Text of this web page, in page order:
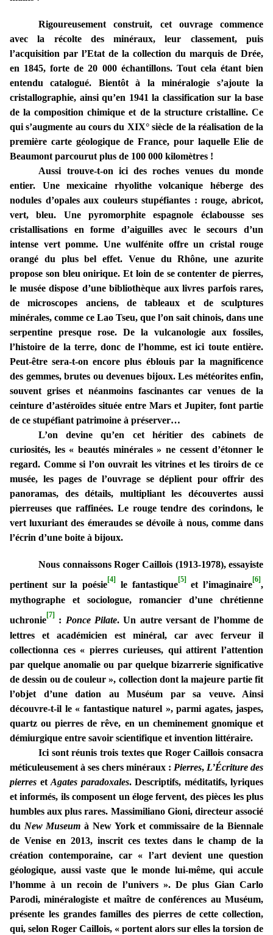
Rigoureusement construit, cet ouvrage commence
avec la récolte des minéraux, leur classement, puis
l’acquisition par l’Etat de la collection du marquis de Drée,
en 1845, forte de 20 000 échantillons. Tout cela étant bien
entendu catalogué. Bientôt à la minéralogie s’ajoute la
cristallographie, ainsi qu’en 1941 la classification sur la base
de la composition chimique et de la structure cristalline. Ce
qui s’augmente au cours du XIX° siècle de la réalisation de la
première carte géologique de France, pour laquelle Elie de
Beaumont parcourut plus de 100 000 kilomètres !
Aussi trouve-t-on ici des roches venues du monde
entier. Une mexicaine rhyolithe volcanique héberge des
nodules d’opales aux couleurs stupéfiantes : rouge, abricot,
vert, bleu. Une pyromorphite espagnole éclabousse ses
cristallisations en forme d’aiguilles avec le secours d’un
intense vert pomme. Une wulfénite offre un cristal rouge
orangé du plus bel effet. Venue du Rhône, une azurite
propose son bleu onirique. Et loin de se contenter de pierres,
le musée dispose d’une bibliothèque aux livres parfois rares,
de microscopes anciens, de tableaux et de sculptures
minérales, comme ce Lao Tseu, que l’on sait chinois, dans une
serpentine presque rose. De la vulcanologie aux fossiles,
l’histoire de la terre, donc de l’homme, est ici toute entière.
Peut-être sera-t-on encore plus éblouis par la magnificence
des gemmes, brutes ou devenues bijoux. Les météorites enfin,
souvent grises et néanmoins fascinantes car venues de la
ceinture d’astéroïdes située entre Mars et Jupiter, font partie
de ce stupéfiant patrimoine à préserver…
L’on devine qu’en cet héritier des cabinets de
curiosités, les « beautés minérales » ne cessent d’étonner le
regard. Comme si l’on ouvrait les vitrines et les tiroirs de ce
musée, les pages de l’ouvrage se déplient pour offrir des
panoramas, des détails, multipliant les découvertes aussi
pierreuses que raffinées. Le rouge tendre des corindons, le
vert luxuriant des émeraudes se dévoile à nous, comme dans
l’écrin d’une boite à bijoux.
Nous connaissons Roger Caillois (1913-1978), essayiste
pertinent sur la poésie[4] le fantastique[5]et l’imaginaire[6],
mythographe et sociologue, romancier d’une chrétienne
uchronie[7] : Ponce Pilate. Un autre versant de l’homme de
lettres et académicien est minéral, car avec ferveur il
collectionna ces « pierres curieuses, qui attirent l’attention
par quelque anomalie ou par quelque bizarrerie significative
de dessin ou de couleur », collection dont la majeure partie fit
l’objet d’une dation au Muséum par sa veuve. Ainsi
découvre-t-il le « fantastique naturel », parmi agates, jaspes,
quartz ou pierres de rêve, en un cheminement gnomique et
démiurgique entre savoir scientifique et invention littéraire.
Ici sont réunis trois textes que Roger Caillois consacra
méticuleusement à ses chers minéraux : Pierres, L’Écriture des
pierres et Agates paradoxales. Descriptifs, méditatifs, lyriques
et informés, ils composent un éloge fervent, des pièces les plus
humbles aux plus rares. Massimiliano Gioni, directeur associé
du New Museum à New York et commissaire de la Biennale
de Venise en 2013, inscrit ces textes dans le champ de la
création contemporaine, car « l’art devient une question
géologique, aussi vaste que le monde lui-même, qui accule
l’homme à un recoin de l’univers ». De plus Gian Carlo
Parodi, minéralogiste et maître de conférences au Muséum,
présente les grandes familles des pierres de cette collection,
qui, selon Roger Caillois, « portent alors sur elles la torsion de